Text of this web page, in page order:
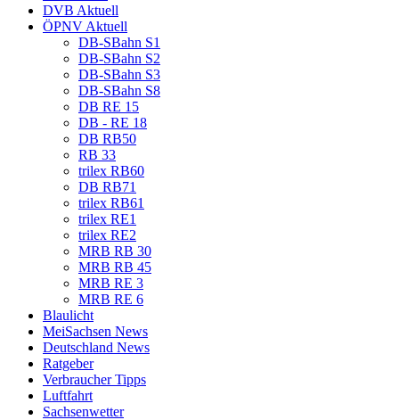
DVB Aktuell
ÖPNV Aktuell
DB-SBahn S1
DB-SBahn S2
DB-SBahn S3
DB-SBahn S8
DB RE 15
DB - RE 18
DB RB50
RB 33
trilex RB60
DB RB71
trilex RB61
trilex RE1
trilex RE2
MRB RB 30
MRB RB 45
MRB RE 3
MRB RE 6
Blaulicht
MeiSachsen News
Deutschland News
Ratgeber
Verbraucher Tipps
Luftfahrt
Sachsenwetter